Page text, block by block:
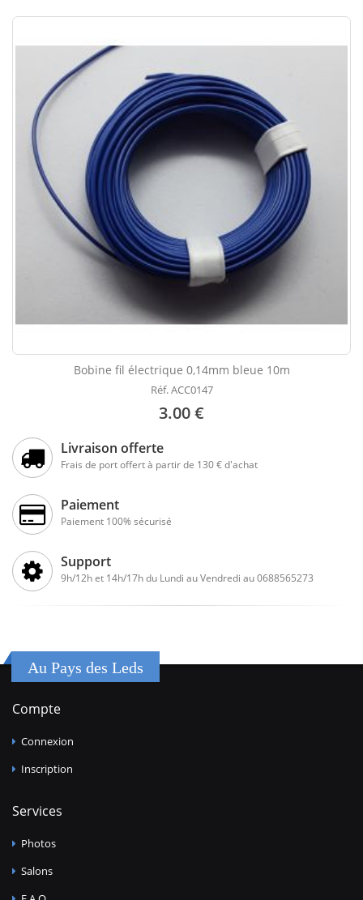
Bobine fil électrique 0,14mm bleue 10m
Réf. ACC0147
3.00 €
Livraison offerte
Frais de port offert à partir de 130 € d'achat
Paiement
Paiement 100% sécurisé
Support
9h/12h et 14h/17h du Lundi au Vendredi au 0688565273
Au Pays des Leds
Compte
Connexion
Inscription
Services
Photos
Salons